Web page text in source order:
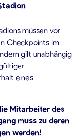
müssen vor
Checkpoints im
gilt unabhängig
eines
Mitarbeiter des
muss zu deren
werden!